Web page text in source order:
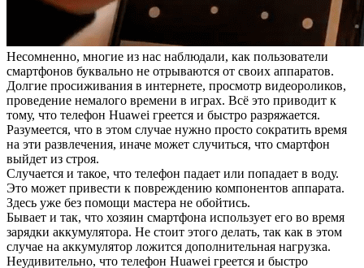
Несомненно, многие из нас наблюдали, как пользователи
смартфонов буквально не отрываются от своих аппаратов.
Долгие просиживания в интернете, просмотр видеороликов,
проведение немалого времени в играх. Всё это приводит к
тому, что телефон Huawei греется и быстро разряжается.
Разумеется, что в этом случае нужно просто сократить время
на эти развлечения, иначе может случиться, что смартфон
выйдет из строя.
Случается и такое, что телефон падает или попадает в воду.
Это может привести к повреждению компонентов аппарата.
Здесь уже без помощи мастера не обойтись.
Бывает и так, что хозяин смартфона использует его во время
зарядки аккумулятора. Не стоит этого делать, так как в этом
случае на аккумулятор ложится дополнительная нагрузка.
Неудивительно, что телефон Huawei греется и быстро